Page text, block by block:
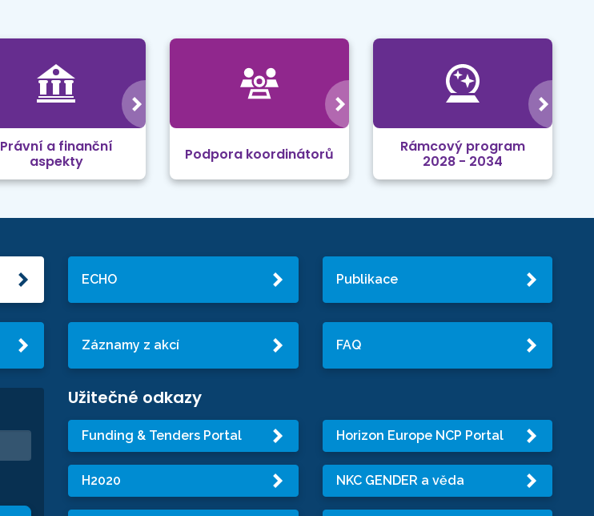
Právní a finanční
aspekty
Podpora koordinátorů
Rámcový program
2028 - 2034
ECHO Publikace
Záznamy z akcí FAQ
Užitečné odkazy
Funding & Tenders Portal Horizon Europe NCP Portal
H2020 NKC GENDER a věda